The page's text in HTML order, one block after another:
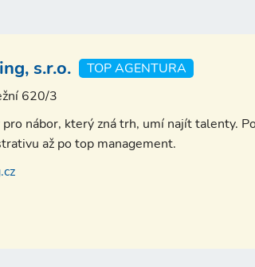
s.r.o.
TOP AGENTURA
620/3
nábor, který zná trh, umí najít talenty.
až po top management.